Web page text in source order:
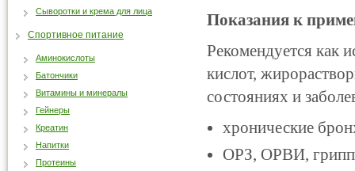
Показания к
Рекомендуется как
кислот,
состояниях и
хронические
ОРЗ, ОРВИ, грипп,
Сыворотки и крема для лица
Спортивное питание
Аминокислоты
Батончики
Витамины и минералы
Гейнеры
Креатин
Напитки
Протеины